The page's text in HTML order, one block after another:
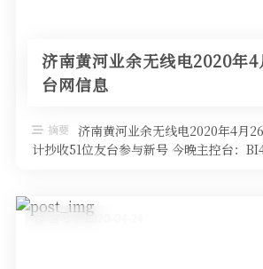
济南黄河业余无线电2020年4
台网信息
摘要 济南黄河业余无线电2020年4月
计抄收51位友台参与新号 今晚主控台：
发布于 2020-04-24